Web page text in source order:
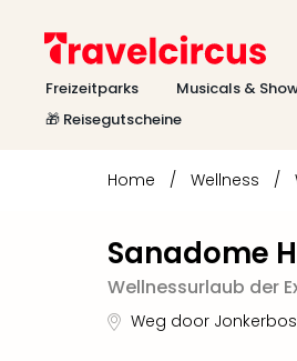
Freizeitparks Musicals &
🎁 Reisegutscheine
Home / Wellness /
Sanadome
Wellnessurlaub der
Weg door